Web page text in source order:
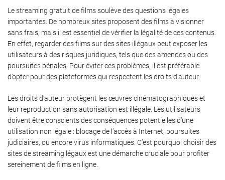
Le streaming gratuit de films soulève des questions légales
importantes. De nombreux sites proposent des films à visionner
sans frais, mais il est essentiel de vérifier la légalité de ces contenus.
En effet, regarder des films sur des sites illégaux peut exposer les
utilisateurs à des risques juridiques, tels que des amendes ou des
poursuites pénales. Pour éviter ces problèmes, il est préférable
d’opter pour des plateformes qui respectent les droits d’auteur.
Les droits d’auteur protègent les œuvres cinématographiques et
leur reproduction sans autorisation est illégale. Les utilisateurs
doivent être conscients des conséquences potentielles d’une
utilisation non légale : blocage de l’accès à Internet, poursuites
judiciaires, ou encore virus informatiques. C’est pourquoi choisir des
sites de streaming légaux est une démarche cruciale pour profiter
sereinement de films en ligne.